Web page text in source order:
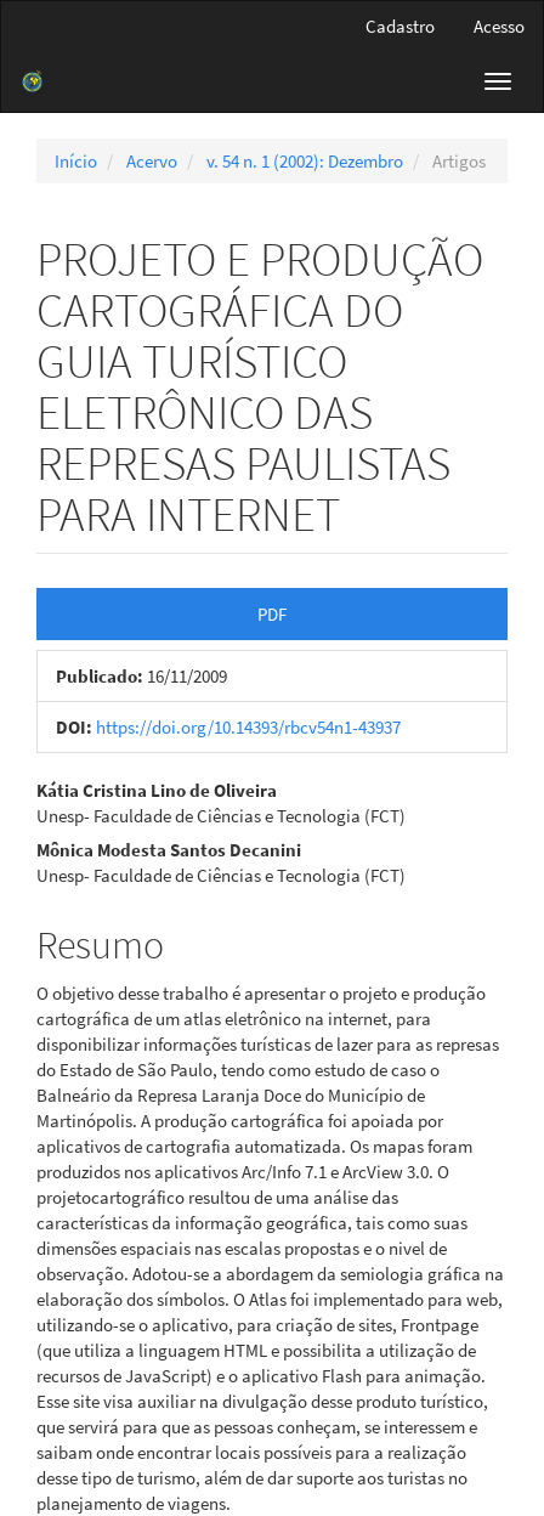
Barra
Cadastro Acesso
Início Acervo v. 54 n. 1 (2002): Dezembro Artigos
PROJETO E PRODUÇÃO
CARTOGRÁFICA DO
GUIA TURÍSTICO
ELETRÔNICO DAS
REPRESAS PAULISTAS
PARA INTERNET
lateral
de
artigos
PDF
Publicado: 16/11/2009
DOI: https://doi.org/10.14393/rbcv54n1-43937
Conteúdo
do
artigo
principal
Kátia Cristina Lino de Oliveira
Unesp- Faculdade de Ciências e Tecnologia (FCT)
Mônica Modesta Santos Decanini
Unesp- Faculdade de Ciências e Tecnologia (FCT)
Resumo
O objetivo desse trabalho é apresentar o projeto e produção
cartográfica de um atlas eletrônico na internet, para
disponibilizar informações turísticas de lazer para as represas
do Estado de São Paulo, tendo como estudo de caso o
Balneário da Represa Laranja Doce do Município de
Martinópolis. A produção cartográfica foi apoiada por
aplicativos de cartografia automatizada. Os mapas foram
produzidos nos aplicativos Arc/Info 7.1 e ArcView 3.0. O
projetocartográfico resultou de uma análise das
características da informação geográfica, tais como suas
dimensões espaciais nas escalas propostas e o nivel de
observação. Adotou-se a abordagem da semiologia gráfica na
elaboração dos símbolos. O Atlas foi implementado para web,
utilizando-se o aplicativo, para criação de sites, Frontpage
(que utiliza a linguagem HTML e possibilita a utilização de
recursos de JavaScript) e o aplicativo Flash para animação.
Esse site visa auxiliar na divulgação desse produto turístico,
que servirá para que as pessoas conheçam, se interessem e
saibam onde encontrar locais possíveis para a realização
desse tipo de turismo, além de dar suporte aos turistas no
planejamento de viagens.